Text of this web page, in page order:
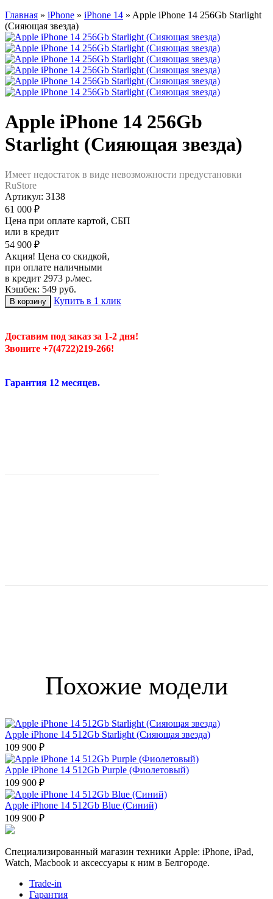
Главная » iPhone » iPhone 14 » Apple iPhone 14 256Gb Starlight
(Сияющая звезда)
Apple iPhone 14 256Gb
Starlight (Сияющая звезда)
Имеет недостаток в виде невозможности предустановки
RuStore
Артикул: 3138
61 000 ₽
Цена при оплате картой, СБП
или в кредит
54 900 ₽
Акция! Цена со скидкой,
при оплате наличными
в кредит 2973 р./мес.
Кэшбек: 549 руб.
Купить в 1 клик
Доставим под заказ за 1-2 дня!
Звоните +7(4722)219-266!
Гарантия 12 месяцев.
Похожие модели
Apple iPhone 14 512Gb Starlight (Сияющая звезда)
109 900 ₽
Apple iPhone 14 512Gb Purple (Фиолетовый)
109 900 ₽
Apple iPhone 14 512Gb Blue (Синий)
109 900 ₽
Специализированный магазин техники Apple: iPhone, iPad,
Watch, Macbook и аксессуары к ним в Белгороде.
Trade-in
Гарантия